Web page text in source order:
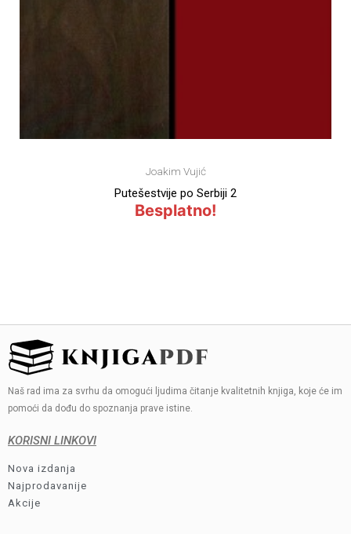
Putešestvije po Serbiji 2
Besplatno!
Joakim Vujić
Naš rad ima za svrhu da omogući ljudima čitanje kvalitetnih knjiga, koje će im
pomoći da dođu do spoznanja prave istine.
KORISNI LINKOVI
Nova izdanja
Najprodavanije
Akcije